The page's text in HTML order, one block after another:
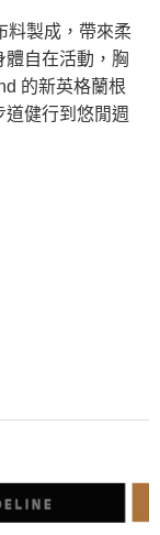
料製成，帶來柔
自在活動，胸
的新英格蘭根
健行到悠閒週